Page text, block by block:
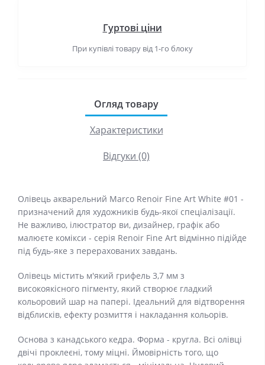
Гуртові ціни
При купівлі товару від 1-го блоку
Огляд товару
Характеристики
Відгуки (0)
Олівець акварельний Marco Renoir Fine Art White #01 -
призначений для художників будь-якої спеціалізації.
Не важливо, ілюстратор ви, дизайнер, графік або
малюєте комікси - серія Renoir Fine Art відмінно підійде
під будь-яке з перерахованих завдань.
Олівець містить м'який грифель 3,7 мм з
високоякісного пігменту, який створює гладкий
кольоровий шар на папері. Ідеальний для відтворення
відблисків, ефекту розмиття і накладання кольорів.
Основа з канадського кедра. Форма - кругла. Всі олівці
двічі проклеєні, тому міцні. Ймовірність того, що